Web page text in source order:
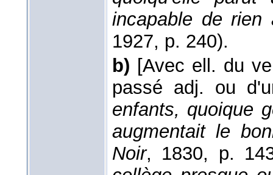
incapable de rien
1927, p. 240).
b) [Avec ell. du
passé adj. ou
enfants, quoique
augmentait le
Noir, 1830, p.